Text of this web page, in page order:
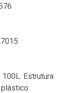
Estrutura